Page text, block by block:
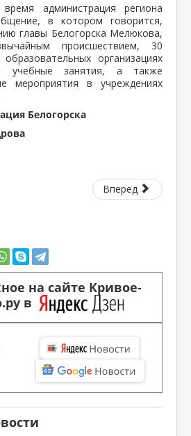
администрация региона
в котором говорится,
главы Белогорска Мелюкова,
происшествием, 30
организациях
учебные занятия, а также
мероприятия в учреждениях
Белогорска
Вперед
на сайте Кривое-
в